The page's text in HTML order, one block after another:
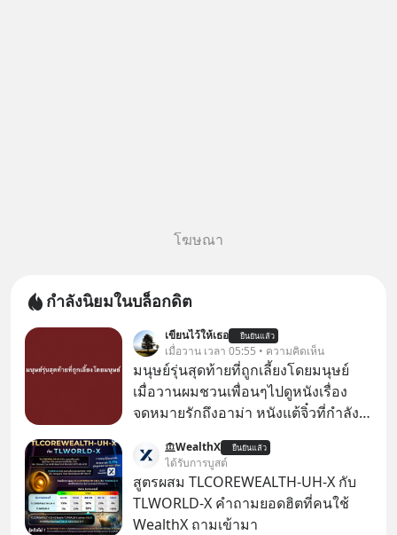
โฆษณา
กำลังนิยมในบล็อกดิต
เขียนไว้ให้เธอ ยืนยันแล้ว
เมื่อวาน เวลา 05:55 • ความคิดเห็น
มนุษย์รุ่นสุดท้ายที่ถูกเลี้ยงโดยมนุษย์
เมื่อวานผมชวนเพื่อนๆไปดูหนังเรื่อง
จดหมายรักถึงอาม่า หนังแต้จิ๋วที่กำลัง
ป๊าผมเห็นโปสเตอร์หนังเรื่องนี้หลาย
เดือนก่อนและอยากดูมาก ด้วยเพราะว่า
อากงก็มาจากเมืองจีน ป๊าก็พูดแต้จิ๋วได้
มีเรื่องราวมีความผูกพันที่ได้ยินตั้งแต่
WealthX ยืนยันแล้ว
ได้รับการบูสต์
สูตรผสม TLCOREWEALTH-UH-X กับ
TLWORLD-X คำถามยอดฮิตที่คนใช้
WealthX ถามเข้ามา